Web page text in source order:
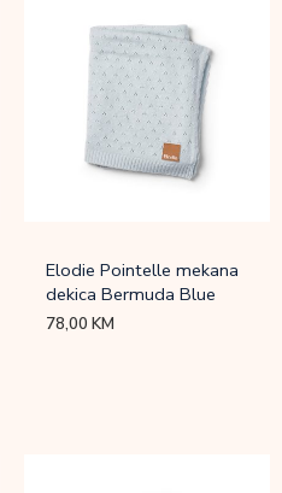
Elodie Pointelle mekana
dekica Bermuda Blue
78,00KM